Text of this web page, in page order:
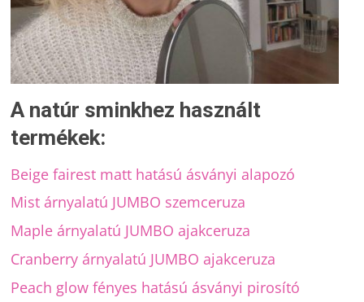
A natúr sminkhez használt
termékek:
Beige fairest matt hatású ásványi alapozó
Mist árnyalatú JUMBO szemceruza
Maple árnyalatú JUMBO ajakceruza
Cranberry árnyalatú JUMBO ajakceruza
Peach glow fényes hatású ásványi pirosító